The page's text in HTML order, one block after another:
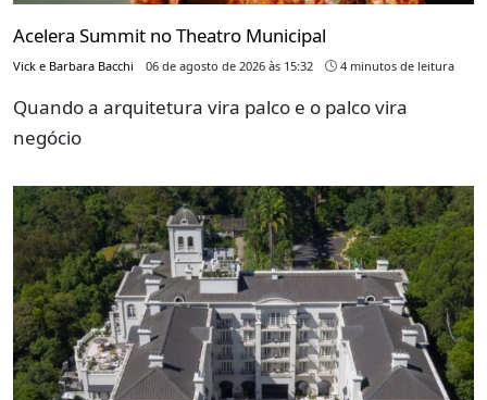
Acelera Summit no Theatro Municipal
Vick e Barbara Bacchi 06 de agosto de 2026 às 15:32 4 minutos de leitura
Quando a arquitetura vira palco e o palco vira
negócio